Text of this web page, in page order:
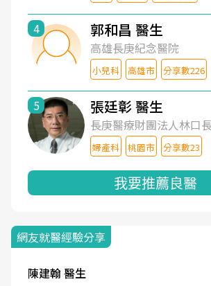
4 郭和昌 醫生
高雄長庚紀念醫院
小兒科 高雄市 分享數226
5 張廷彰 醫生
長庚醫療財團法人林口
婦產科 桃園市 分享數23
我要推薦良醫
網友就醫經驗分享
陳建翰 醫生